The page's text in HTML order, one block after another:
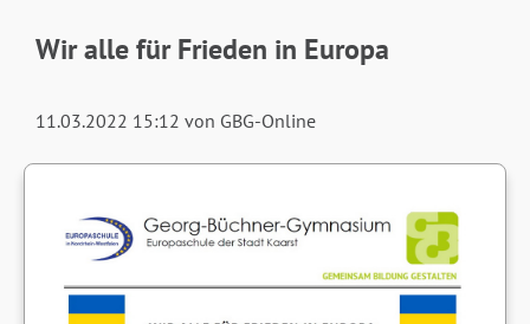
Wir alle für Frieden in Europa
11.03.2022 15:12 von GBG-Online